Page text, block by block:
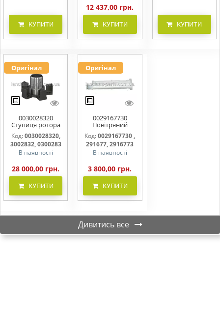
КУПИТИ
12 437,00 грн.
КУПИТИ КУПИТИ
Оригінал
0030028320
Ступиця ротора
CLAAS
Код:0030028320,
3002832, 0300283
В наявності
28 000,00 грн.
КУПИТИ
Оригінал
0029167730
Повітряний
фільтр бака
(фільтр AdBlue)
Код: 0029167730 ,
291677, 2916773
В наявності
3 800,00 грн.
КУПИТИ
Дивитись все